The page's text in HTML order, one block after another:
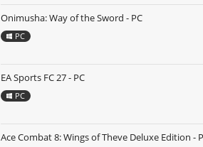
Onimusha: Way of the Sword - PC
PC
EA Sports FC 27 - PC
PC
Ace Combat 8: Wings of Theve Deluxe Edition -